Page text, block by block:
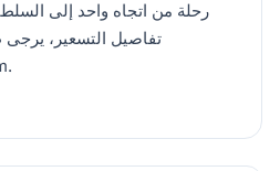
رحلة من اتجاه واحد إلى
تفاصيل التسعير،